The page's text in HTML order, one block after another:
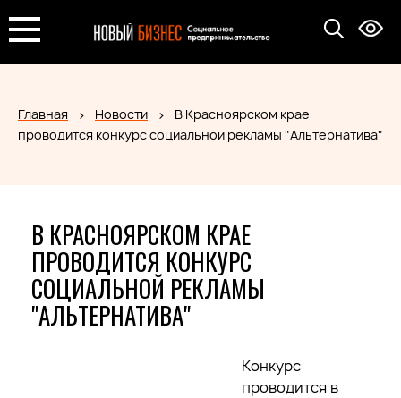
Главная Новости
В Красноярском крае
проводится конкурс социальной рекламы "Альтернатива"
В КРАСНОЯРСКОМ КРАЕ
ПРОВОДИТСЯ КОНКУРС
СОЦИАЛЬНОЙ РЕКЛАМЫ
"АЛЬТЕРНАТИВА"
Конкурс
проводится в